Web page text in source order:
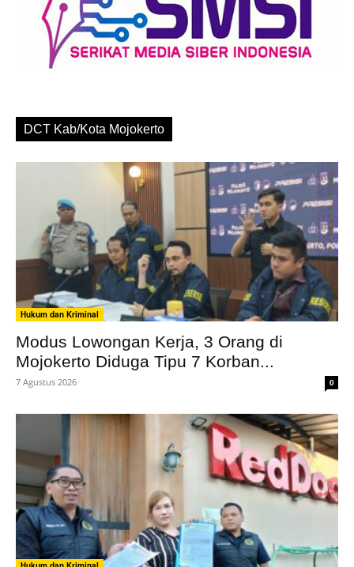
DCT Kab/Kota Mojokerto
Hukum dan Kriminal
Modus Lowongan Kerja, 3 Orang di
Mojokerto Diduga Tipu 7 Korban...
7 Agustus 2026 0